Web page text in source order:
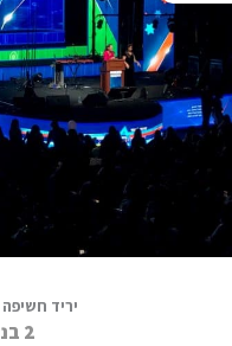
יריד
2 בנובמבר 2021